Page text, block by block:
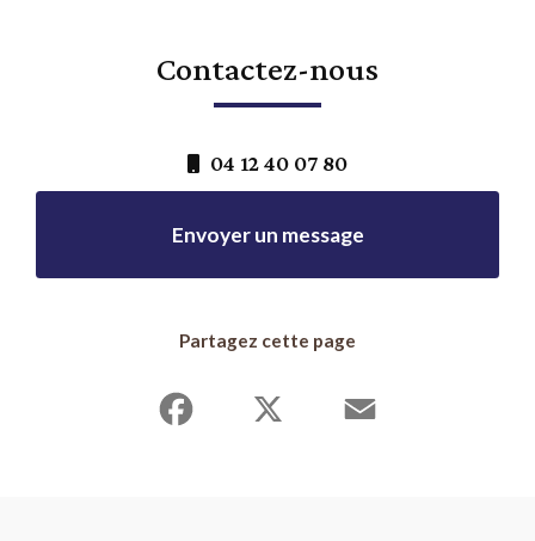
Contactez-nous
04 12 40 07 80
Envoyer un message
Partagez cette page